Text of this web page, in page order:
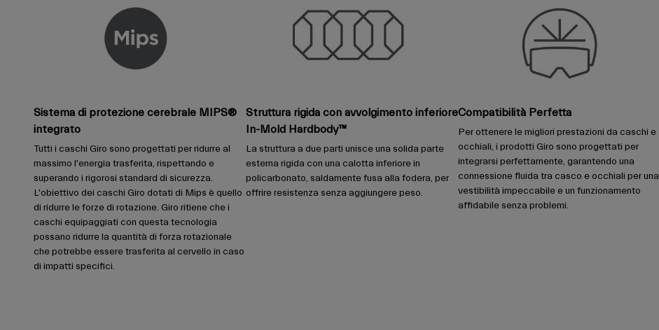
Sistema di protezione cerebrale MIPS®
integrato
Tutti i caschi Giro sono progettati per ridurre al
massimo l'energia trasferita, rispettando e
superando i rigorosi standard di sicurezza.
L'obiettivo dei caschi Giro dotati di Mips è quello
di ridurre le forze di rotazione. Giro ritiene che i
caschi equipaggiati con questa tecnologia
possano ridurre la quantità di forza rotazionale
che potrebbe essere trasferita al cervello in caso
di impatti specifici.
Struttura rigida con avvolgimento inferiore
In-Mold Hardbody™
La struttura a due parti unisce una solida parte
esterna rigida con una calotta inferiore in
policarbonato, saldamente fusa alla fodera, per
offrire resistenza senza aggiungere peso.
Compatibilità Perfetta
Per ottenere le migliori prestazioni da caschi e
occhiali, i prodotti Giro sono progettati per
integrarsi perfettamente, garantendo una
connessione fluida tra casco e occhiali per una
vestibilità impeccabile e un funzionamento
affidabile senza problemi.